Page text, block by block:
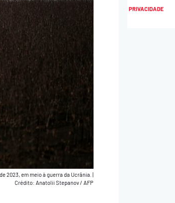
2023, em meio à guerra da Ucrânia. |
Crédito: Anatolii Stepanov / AFP
PRIVACIDADE